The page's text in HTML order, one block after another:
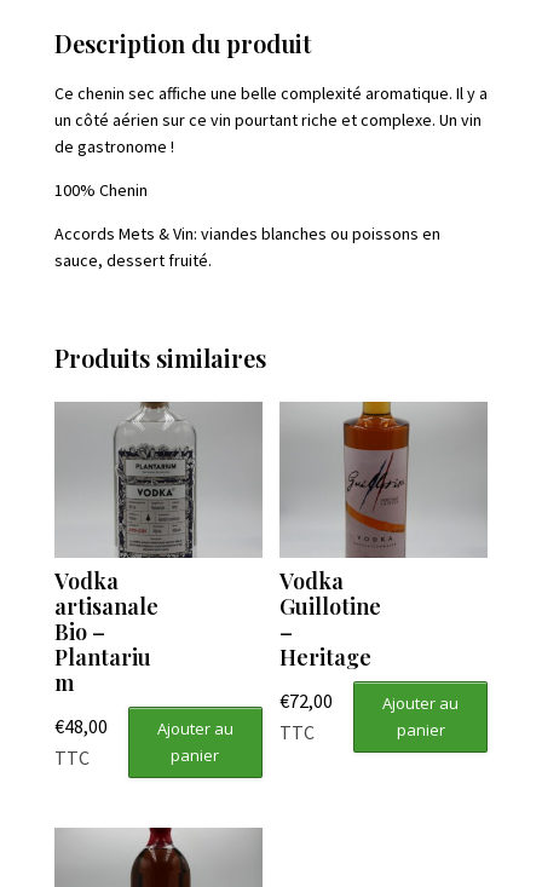
Description du produit
Ce chenin sec affiche une belle complexité aromatique. Il y a
un côté aérien sur ce vin pourtant riche et complexe. Un vin
de gastronome !
100% Chenin
Accords Mets & Vin: viandes blanches ou poissons en
sauce, dessert fruité.
Produits similaires
Vodka
artisanale
Bio –
Plantariu
m
€48,00
TTC
Ajouter au
panier
Vodka
Guillotine
–
Heritage
€72,00
TTC
Ajouter au
panier